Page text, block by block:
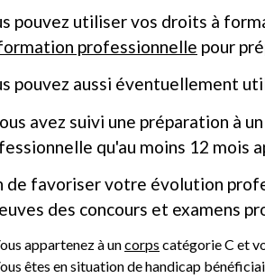
pouvez utiliser vos droits à
professionnelle pour
pouvez aussi éventuellement
avez suivi une préparation à
qu'au moins 12 mois
de favoriser votre évolution
des concours et examens
appartenez à uncorps catégorie C et
êtes en situation de handicap